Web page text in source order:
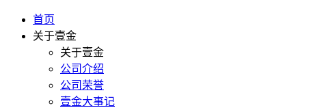
首页
关于壹金
关于壹金
公司介绍
公司荣誉
壹金大事记